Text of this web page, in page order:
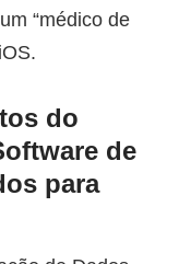
“médico de
do
de
para